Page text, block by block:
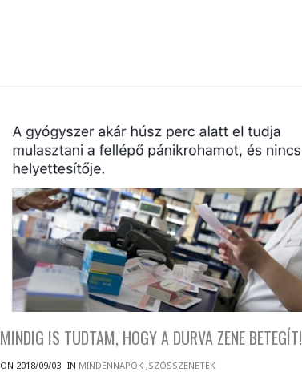
MINDIG IS TUDTAM, HOGY A DURVA ZENE BETEGÍT!
ON 2018/09/03 IN MINDENNAPOK ,SZÖSSZENETEK